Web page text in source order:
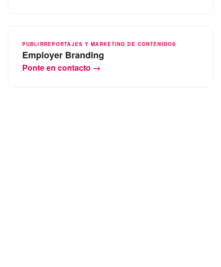
PUBLIRREPORTAJES Y MARKETING DE CONTENIDOS
Employer Branding
Ponte en contacto →